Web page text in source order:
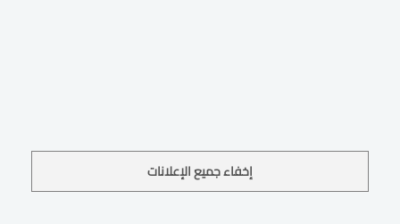
إخفاء جميع الإعلانات